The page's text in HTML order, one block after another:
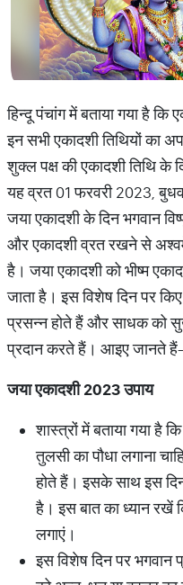
हिन्दू पंचांग में बताया गया है
इन सभी एकादशी तिथियों का
शुक्ल पक्ष की एकादशी तिथि के
यह व्रत 01 फरवरी 2023,
जया एकादशी के दिन भगवान
और एकादशी व्रत रखने से
है। जया एकादशी को भीष्म
जाता है। इस विशेष दिन पर
प्रसन्न होते हैं और साधक को
प्रदान करते हैं। आइए जानते हैं-
जया एकादशी 2023 उपाय
शास्त्रों में बताया गया है
तुलसी का पौधा लगाना
होते हैं। इसके साथ इस
है। इस बात का ध्यान रखें
लगाएं।
इस विशेष दिन पर